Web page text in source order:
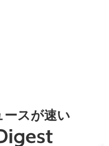
ースが速い